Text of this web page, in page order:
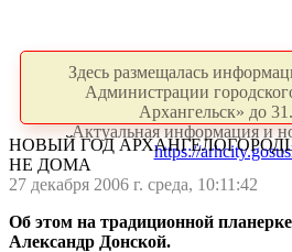
Здесь размещалась
Администрации
Архангельск» до
Актуальная информация и
https://
НОВЫЙ ГОД
НЕ ДОМА
27 декабря 2006 г. среда, 10:11:42
Об этом на традиционной
Александр Донской.